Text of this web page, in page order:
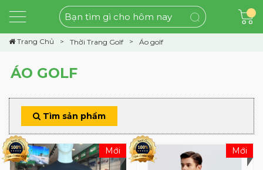
Trang Chủ Thời Trang Golf Áo golf
ÁO GOLF
Tìm sản phẩm
Mới Mới